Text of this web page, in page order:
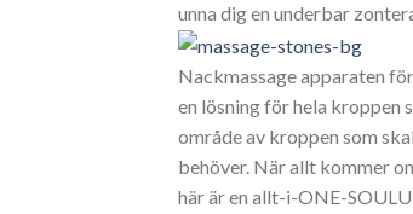
unna dig en underbar
Nackmassage apparaten
en lösning för hela kroppen
område av kroppen som
behöver. När allt kommer
här är en allt-i-ONE-